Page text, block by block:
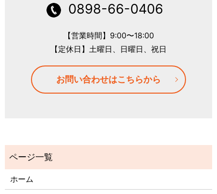
0898-66-0406
【営業時間】9:00〜18:00
【定休日】土曜日、日曜日、祝日
お問い合わせはこちらから
ホーム